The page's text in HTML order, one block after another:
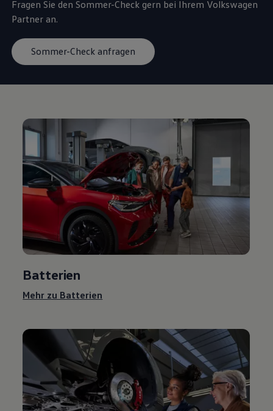
Fragen Sie den Sommer-Check gern bei Ihrem Volkswagen
Partner an.
Sommer-Check anfragen
Batterien
Mehr zu Batterien